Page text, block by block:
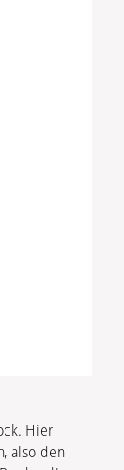
Hier
also den